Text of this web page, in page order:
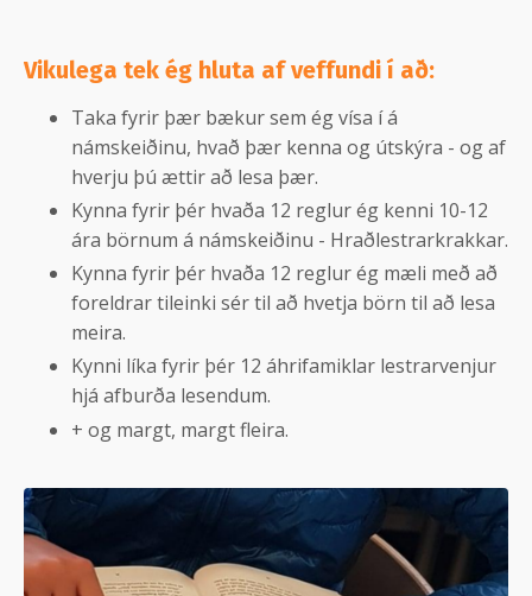
Vikulega tek ég hluta af veffundi í að:
Taka fyrir þær bækur sem ég vísa í á
námskeiðinu, hvað þær kenna og útskýra - og af
hverju þú ættir að lesa þær.
Kynna fyrir þér hvaða 12 reglur ég kenni 10-12
ára börnum á námskeiðinu - Hraðlestrarkrakkar.
Kynna fyrir þér hvaða 12 reglur ég mæli með að
foreldrar tileinki sér til að hvetja börn til að lesa
meira.
Kynni líka fyrir þér 12 áhrifamiklar lestrarvenjur
hjá afburða lesendum.
+ og margt, margt fleira.